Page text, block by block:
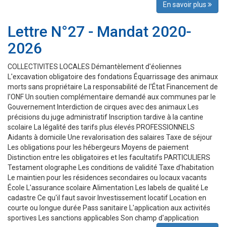
En savoir plus
Lettre N°27 - Mandat 2020-
2026
COLLECTIVITES LOCALES Démantèlement d'éoliennes
L'excavation obligatoire des fondations Équarrissage des animaux
morts sans propriétaire La responsabilité de l'État Financement de
l'ONF Un soutien complémentaire demandé aux communes par le
Gouvernement Interdiction de cirques avec des animaux Les
précisions du juge administratif Inscription tardive à la cantine
scolaire La légalité des tarifs plus élevés PROFESSIONNELS
Aidants à domicile Une revalorisation des salaires Taxe de séjour
Les obligations pour les hébergeurs Moyens de paiement
Distinction entre les obligatoires et les facultatifs PARTICULIERS
Testament olographe Les conditions de validité Taxe d'habitation
Le maintien pour les résidences secondaires ou locaux vacants
École L'assurance scolaire Alimentation Les labels de qualité Le
cadastre Ce qu'il faut savoir Investissement locatif Location en
courte ou longue durée Pass sanitaire L'application aux activités
sportives Les sanctions applicables Son champ d'application